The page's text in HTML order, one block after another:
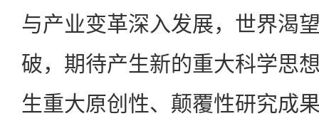
与产业变革深入发展，世界渴
破，期待产生新的重大科学思
生重大原创性、颠覆性研究成